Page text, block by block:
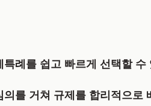
례를 쉽고 빠르게 선택할 수
를 거쳐 규제를 합리적으로